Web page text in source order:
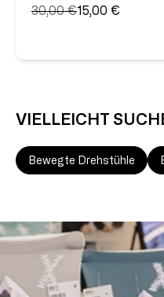
30,00 €15,00 €
VIELLEICHT
Bewegte Drehstühle